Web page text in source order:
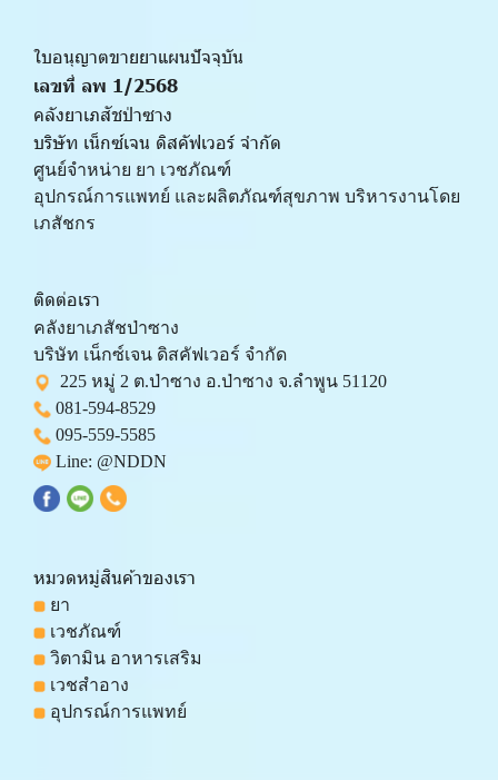
ใบอนุญาตขายยาแผนปัจจุบัน
เลขที่ ลพ 1/2568
คลังยาเภสัชป่าซาง
บริษัท เน็กซ์เจน ดิสคัฟเวอร์ จำกัด
ศูนย์จำหน่าย ยา เวชภัณฑ์
﻿อุปกรณ์การแพทย์ และผลิตภัณฑ์สุขภาพ บริหารงานโดย
เภสัชกร
ติดต่อเรา
คลังยาเภสัชป่าซาง
บริษัท เน็กซ์เจน ดิสคัฟเวอร์ จำกัด
225 หมู่ 2 ต.ป่าซาง อ.ป่าซาง จ.ลำพูน 51120
081-594-8529
095-559-5585
Line: @NDDN
หมวดหมู่สินค้าของเรา
ยา
เวชภัณฑ์
วิตามิน อาหารเสริม
เวชสำอาง
อุปกรณ์การแพทย์